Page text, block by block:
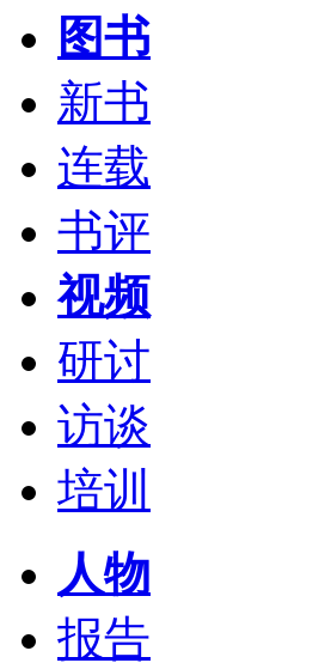
图书
新书
连载
书评
视频
研讨
访谈
培训
人物
报告